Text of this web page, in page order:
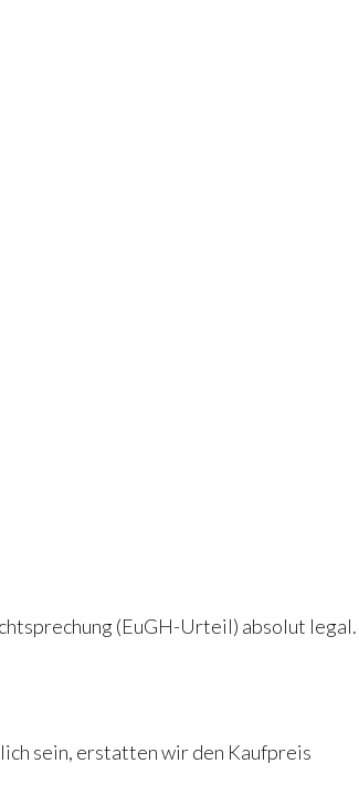
(EuGH-Urteil) absolut legal.
sein, erstatten wir den Kaufpreis